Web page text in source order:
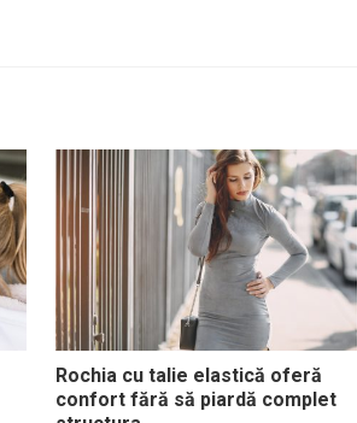
Rochia cu talie elastică oferă
confort fără să piardă complet